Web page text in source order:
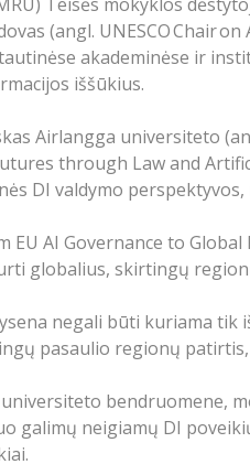
(angl. UNESCO Chair
akademinėse ir
iššūkius.
Airlangga universiteto
through Law and
DI valdymo
EU AI Governance to
globalius, skirtingų
negali būti kuriama
pasaulio regionų patirtis,
bendruomene,
galimų neigiamų DI